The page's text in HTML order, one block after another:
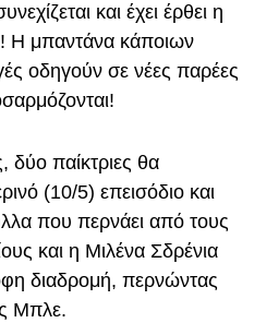
και έχει έρθει η
Η μπαντάνα κάποιων
οδηγούν σε νέες παρέες
παίκτριες θα
(10/5) επεισόδιο και
που περνάει από τους
και η Μιλένα Σδρένια
διαδρομή, περνώντας
Μπλε.